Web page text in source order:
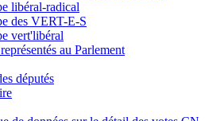
libéral-radical
des VERT-E-S
vert'libéral
au Parlement
députés